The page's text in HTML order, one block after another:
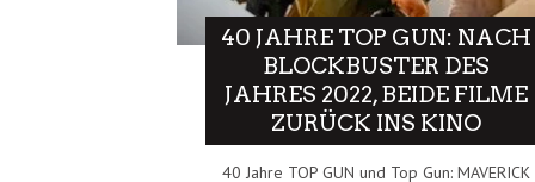
40 JAHRE TOP GUN: NACH
BLOCKBUSTER DES
JAHRES 2022, BEIDE FILME
ZURÜCK INS KINO
40 Jahre TOP GUN und Top Gun: MAVERICK